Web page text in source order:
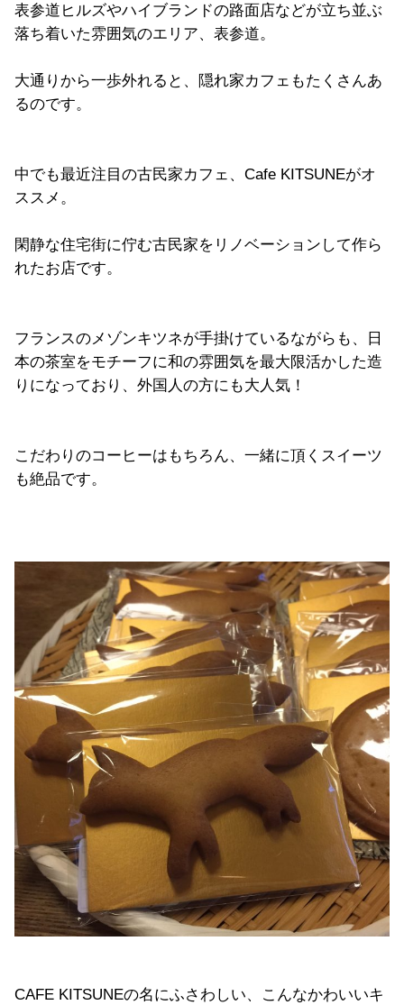
表参道ヒルズやハイブランドの路面店などが立ち並ぶ
落ち着いた雰囲気のエリア、表参道。
大通りから一歩外れると、隠れ家カフェもたくさんあ
るのです。
中でも最近注目の古民家カフェ、Cafe KITSUNEがオ
ススメ。
閑静な住宅街に佇む古民家をリノベーションして作ら
れたお店です。
フランスのメゾンキツネが手掛けているながらも、日
本の茶室をモチーフに和の雰囲気を最大限活かした造
りになっており、外国人の方にも大人気！
こだわりのコーヒーはもちろん、一緒に頂くスイーツ
も絶品です。
CAFE KITSUNEの名にふさわしい、こんなかわいいキ